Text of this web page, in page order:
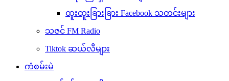
ထူးထူးခြားခြား Facebook သတင်းများ
သဇင် FM Radio
Tiktok ဆယ်လီများ
ကံစမ်းမဲ